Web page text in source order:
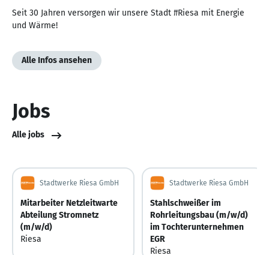
Seit 30 Jahren versorgen wir unsere Stadt #Riesa mit Energie
und Wärme!
Alle Infos ansehen
Jobs
Alle jobs
Stadtwerke Riesa GmbH
Mitarbeiter Netzleitwarte
Abteilung Stromnetz
(m/w/d)
Riesa
Stadtwerke Riesa GmbH
Stahlschweißer im
Rohrleitungsbau (m/w/d)
im Tochterunternehmen
EGR
Riesa